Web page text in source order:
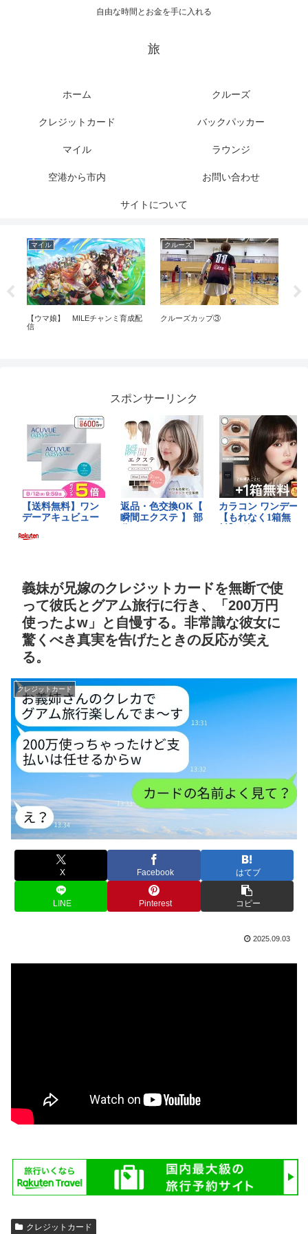
自由な時間とお金を手に入れる
旅
ホーム クルーズ
クレジットカード バックパッカー
マイル ラウンジ
空港から市内 お問い合わせ
サイトについて
マイル
【ウマ娘】 MILEチャンミ育成配
信
クルーズ
クルーズカップ③
スポンサーリンク
義妹が兄嫁のクレジットカードを無断で使
って彼氏とグアム旅行に行き、「200万円
使ったよw」と自慢する。非常識な彼女に
驚くべき真実を告げたときの反応が笑え
る。
クレジットカード
X Facebook はてブ
LINE Pinterest コピー
2025.09.03
クレジットカード